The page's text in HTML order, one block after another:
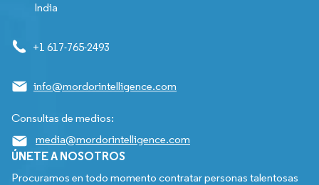
India
+1 617-765-2493
info@mordorintelligence.com
Consultas de medios:
media@mordorintelligence.com
ÚNETE A NOSOTROS
Procuramos en todo momento contratar personas talentosas